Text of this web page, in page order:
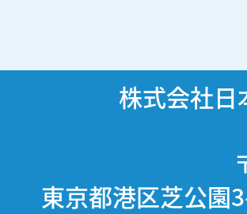
株式会社
東京都港区芝公